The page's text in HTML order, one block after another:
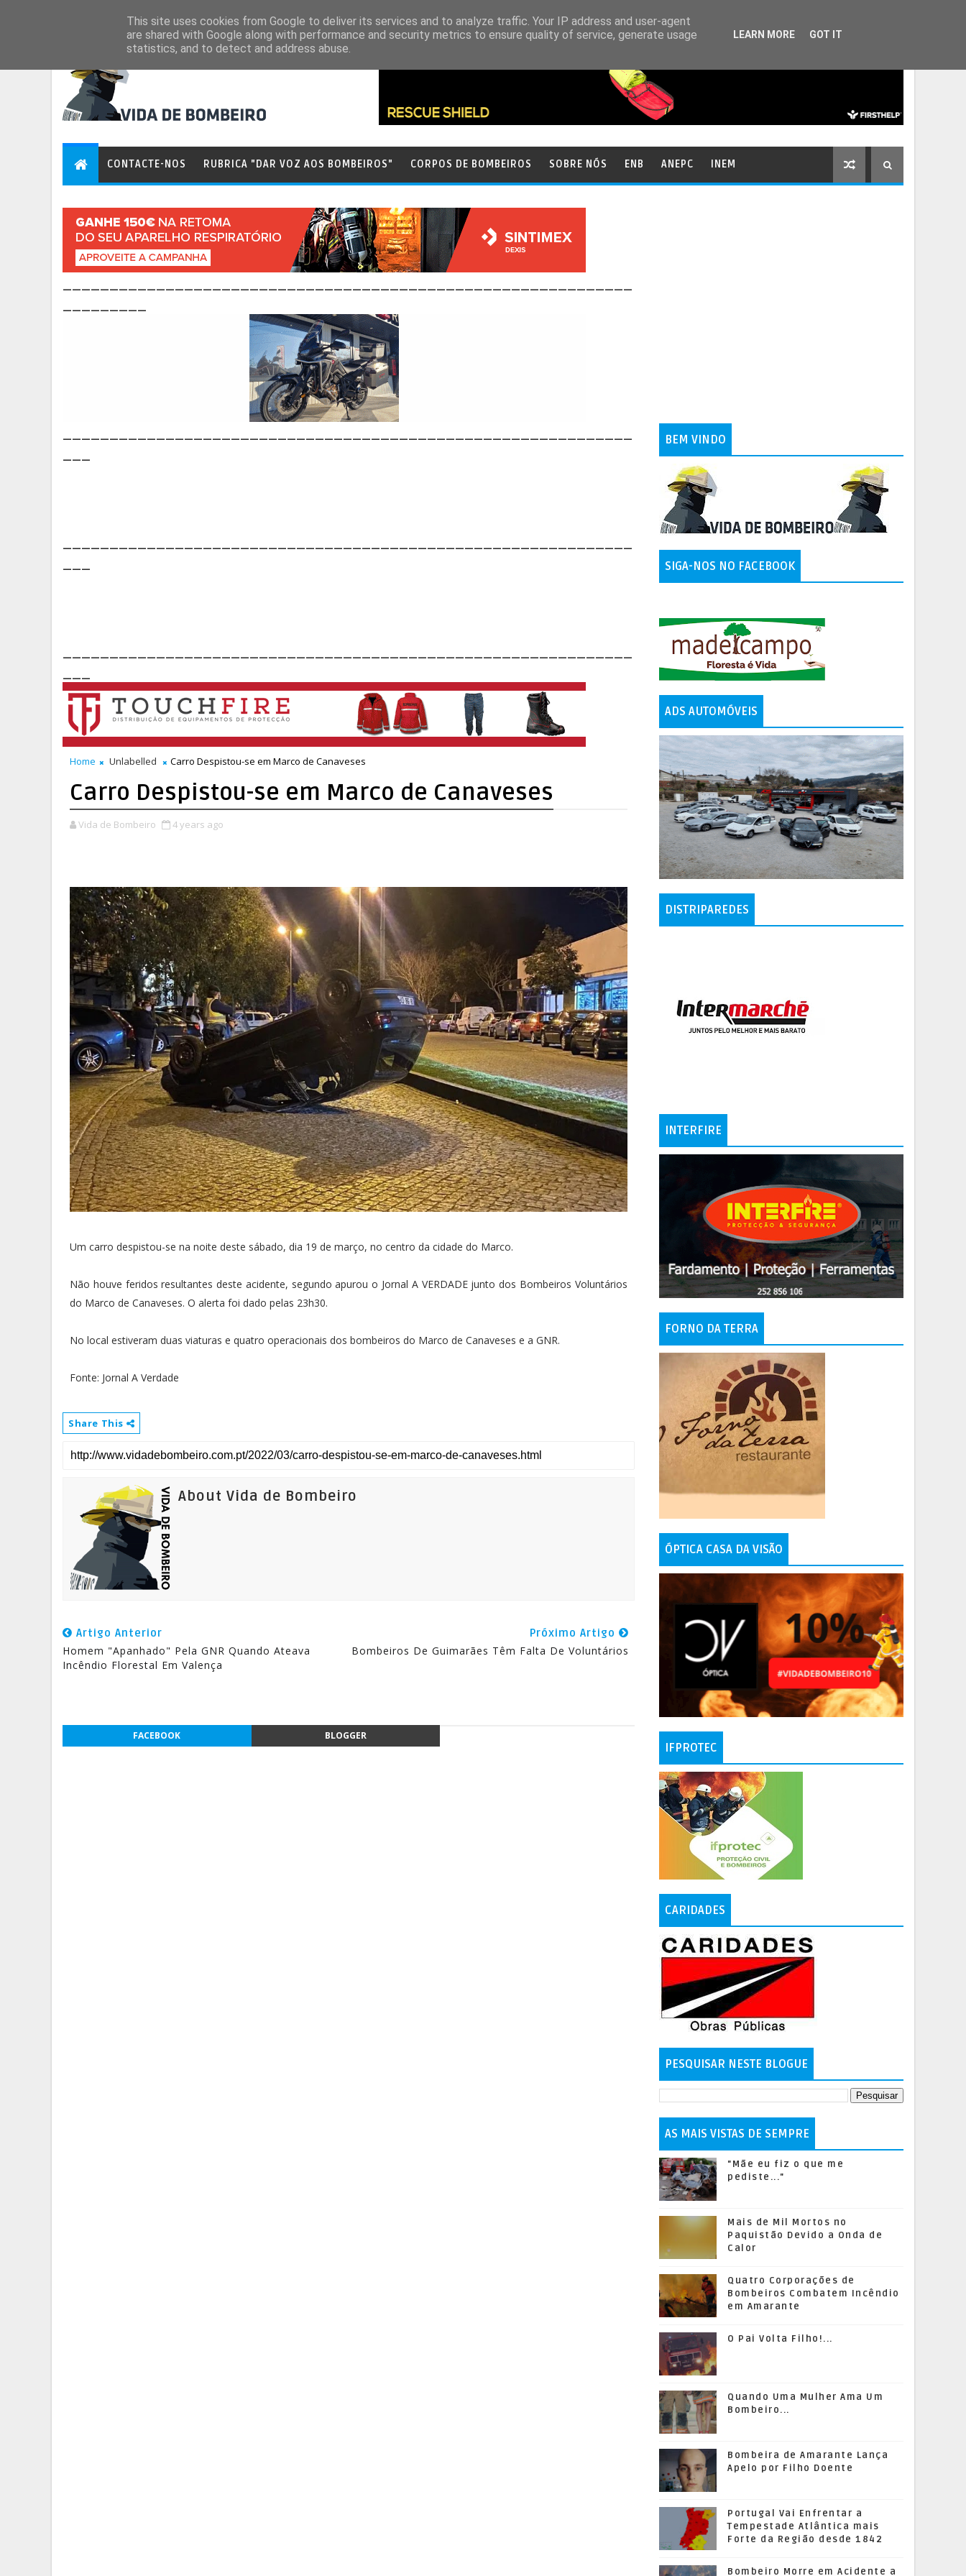
CONTACTE-NOS RUBRICA "DAR VOZ AOS BOMBEIROS" CORPOS DE BOMBEIROS SOBRE NÓS ENB ANEPC INEM
Home Unlabelled Carro Despistou-se em Marco de Canaveses
Carro Despistou-se em Marco de Canaveses
Vida de Bombeiro 4 years ago
Um carro despistou-se na noite deste sábado, dia 19 de março, no centro da cidade do Marco.
Não houve feridos resultantes deste acidente, segundo apurou o Jornal A VERDADE junto dos Bombeiros Voluntários
do Marco de Canaveses. O alerta foi dado pelas 23h30.
No local estiveram duas viaturas e quatro operacionais dos bombeiros do Marco de Canaveses e a GNR.
Fonte: Jornal A Verdade
Share This
About Vida de Bombeiro
Artigo Anterior
Homem "Apanhado" Pela GNR Quando Ateava
Incêndio Florestal Em Valença
Próximo Artigo
Bombeiros De Guimarães Têm Falta De Voluntários
FACEBOOK BLOGGER
BEM VINDO
SIGA-NOS NO FACEBOOK
ADS AUTOMÓVEIS
DISTRIPAREDES
INTERFIRE
FORNO DA TERRA
ÓPTICA CASA DA VISÃO
IFPROTEC
CARIDADES
PESQUISAR NESTE BLOGUE
AS MAIS VISTAS DE SEMPRE
"Mãe eu fiz o que me
pediste..."
Mais de Mil Mortos no
Paquistão Devido a Onda de
Calor
Quatro Corporações de
Bombeiros Combatem Incêndio
em Amarante
O Pai Volta Filho!...
Quando Uma Mulher Ama Um
Bombeiro...
Bombeira de Amarante Lança
Apelo por Filho Doente
Portugal Vai Enfrentar a
Tempestade Atlântica mais
Forte da Região desde 1842
Bombeiro Morre em Acidente a
This site uses cookies from Google to deliver its services and to analyze traffic. Your IP address and user-agent
are shared with Google along with performance and security metrics to ensure quality of service, generate usage
statistics, and to detect and address abuse.
LEARN MORE GOT IT